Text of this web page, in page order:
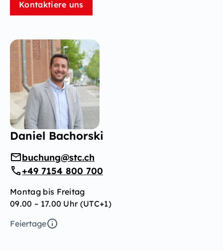
Kontaktiere uns
Daniel Bachorski
buchung@stc.ch
+49 7154 800 700
Montag bis Freitag
09.00 – 17.00 Uhr (UTC+1)
Feiertage